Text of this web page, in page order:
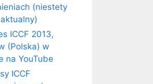
(niestety
ICCF 2013,
(Polska) w
na YouTube
ICCF